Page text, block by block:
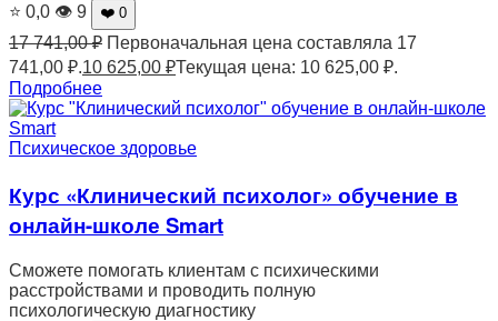
⭐ 0,0 👁 9 ❤️ 0
17 741,00₽ Первоначальная цена составляла 17
741,00 ₽.10 625,00 ₽Текущая цена: 10 625,00 ₽.
Подробнее
Психическое здоровье
Курс «Клинический психолог» обучение в
онлайн-школе Smart
Сможете помогать клиентам с психическими
расстройствами и проводить полную
психологическую диагностику